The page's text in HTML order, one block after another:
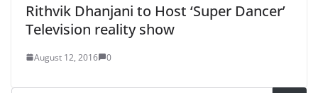
Rithvik Dhanjani to Host ‘Super Dancer’
Television reality show
August 12, 2016 0